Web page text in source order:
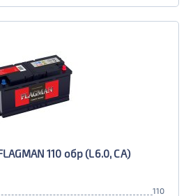
110 обр (L6.0, CA)
110